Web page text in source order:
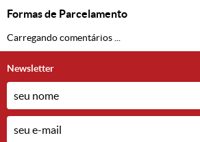
Formas de Parcelamento
Carregando comentários ...
Newsletter